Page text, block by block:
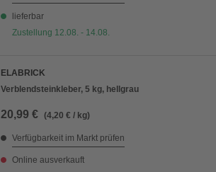
lieferbar
Zustellung 12.08. - 14.08.
ELABRICK
Verblendsteinkleber, 5 kg, hellgrau
20,99 € (4,20 € / kg)
Verfügbarkeit im Markt prüfen
Online ausverkauft